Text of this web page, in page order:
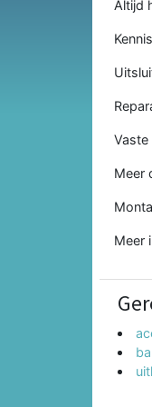
Altijd
Vaste
Meer
Meer